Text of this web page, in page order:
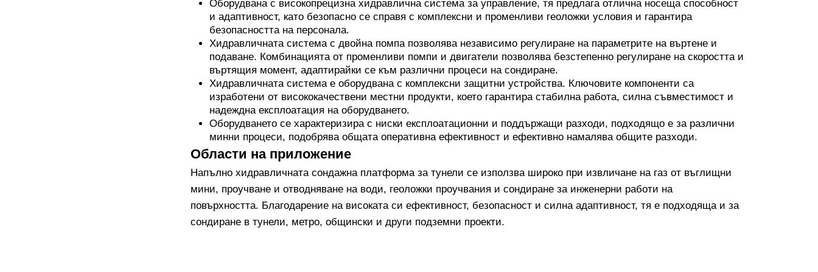
Оборудвана с високопрецизна хидравлична система за управление, тя предлага отлична носеща способност
и адаптивност, като безопасно се справя с комплексни и променливи геоложки условия и гарантира
безопасността на персонала.
Хидравличната система с двойна помпа позволява независимо регулиране на параметрите на въртене и
подаване. Комбинацията от променливи помпи и двигатели позволява безстепенно регулиране на скоростта и
въртящия момент, адаптирайки се към различни процеси на сондиране.
Хидравличната система е оборудвана с комплексни защитни устройства. Ключовите компоненти са
изработени от висококачествени местни продукти, което гарантира стабилна работа, силна съвместимост и
надеждна експлоатация на оборудването.
Оборудването се характеризира с ниски експлоатационни и поддържащи разходи, подходящо е за различни
минни процеси, подобрява общата оперативна ефективност и ефективно намалява общите разходи.
Области на приложение
Напълно хидравличната сондажна платформа за тунели се използва широко при извличане на газ от въглищни
мини, проучване и отводняване на води, геоложки проучвания и сондиране за инженерни работи на
повърхността. Благодарение на високата си ефективност, безопасност и силна адаптивност, тя е подходяща и за
сондиране в тунели, метро, общински и други подземни проекти.